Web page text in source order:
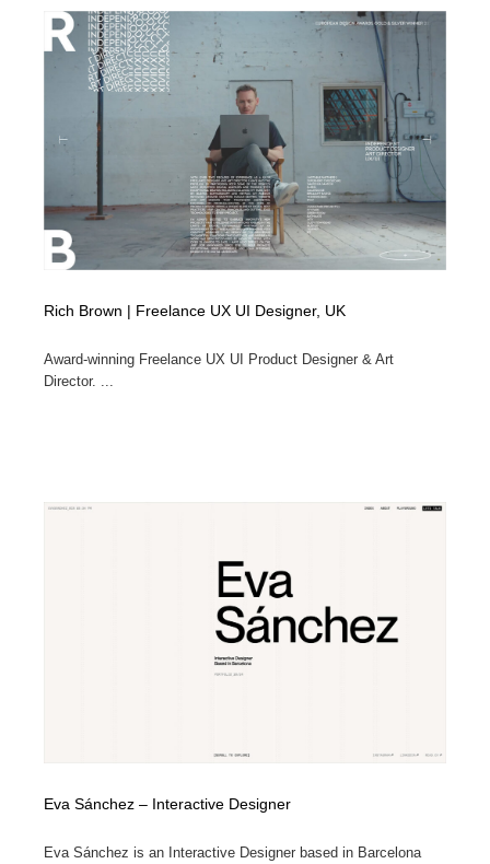
Rich Brown | Freelance UX UI Designer, UK
Award-winning Freelance UX UI Product Designer & Art
Director. ...
Eva Sánchez – Interactive Designer
Eva Sánchez is an Interactive Designer based in Barcelona